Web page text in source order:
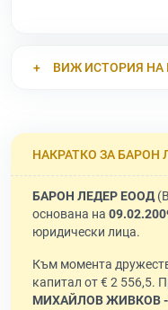
ВИЖ ИСТОРИЯ НА
НАКРАТКО ЗА БАРОН
БАРОН ЛЕДЕР ЕООД
основана на
юридически лица.
Към момента
капитал от € 2 556,5.
МИХАЙЛОВ ЖИВКОВ -